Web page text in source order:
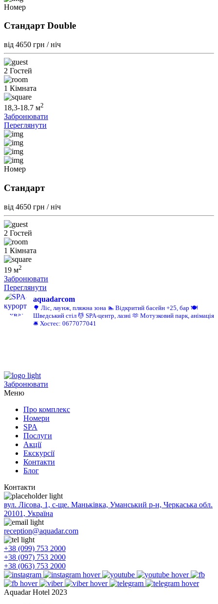
Номер
Стандарт Double
від 4650 грн / ніч
2 Гостей
1 Кімната
18,3-18.7 м2
Забронювати
Переглянути
Номер
Стандарт
від 4650 грн / ніч
2 Гостей
1 Кімната
19 м2
Забронювати
Переглянути
aquadarcom
🌳 Ліс, лаунж, пляжна зона 🏊 Відкритий басейн +25, бар 🍽️
Шведський стіл 💆 SPA-центр, лазні 🫶 Мотузковий парк, анімація
🛎️ Хостес: 0677077041
Забронювати
Меню
Про комплекс
Номери
SPA
Послуги
Акції
Екскурсії
Контакти
Блог
Контакти
вул. Лісова, 1, с-ще. Маньківка, Уманський р-н, Черкаська обл.
20101, Україна
reception@aquadar.com
+38 (099) 753 2000
+38 (097) 753 2000
+38 (063) 753 2000
Aquadar Hotel 2023